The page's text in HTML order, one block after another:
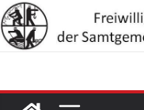
Zum
Inhalt
springen